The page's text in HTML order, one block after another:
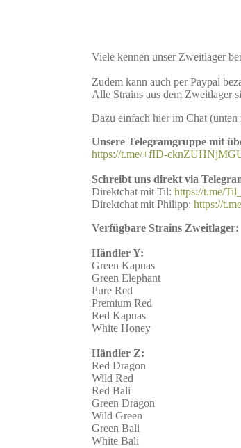
Viele kennen unser Zweitlager
Zudem kann auch per Paypal
Alle Strains aus dem Zweitlager
Dazu einfach hier im Chat (unten
Unsere Telegramgruppe mit
https://t.me/+fID-
Schreibt uns direkt via
Direktchat mit Til: https://t.me/
Direktchat mit Philipp: https://
Verfügbare Strains Zweitlager:
Händler Y:
Green Kapuas
Green Elephant
Pure Red
Premium Red
Red Kapuas
White Honey
Händler Z:
Red Dragon
Wild Red
Red Bali
Green Dragon
Wild Green
Green Bali
White Bali